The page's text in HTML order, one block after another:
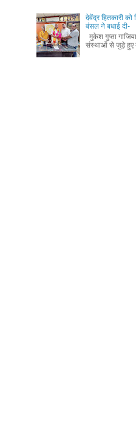
देवेंद्र हितकारी
बंसल ने बधाई दी-
मुकेश गुप्ता
संस्थाओं से जुड़े हुए